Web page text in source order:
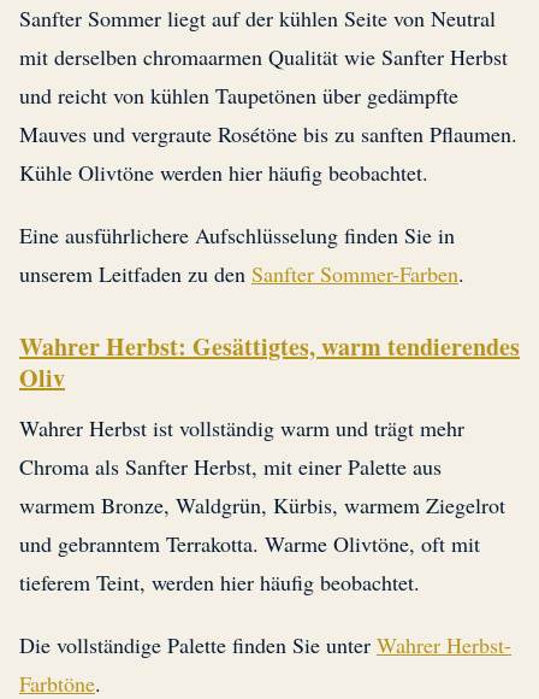
Sanfter Sommer liegt auf der kühlen Seite von Neutral
mit derselben chromaarmen Qualität wie Sanfter Herbst
und reicht von kühlen Taupetönen über gedämpfte
Mauves und vergraute Rosétöne bis zu sanften Pflaumen.
Kühle Olivtöne werden hier häufig beobachtet.
Eine ausführlichere Aufschlüsselung finden Sie in
unserem Leitfaden zu den Sanfter Sommer-Farben.
Wahrer Herbst: Gesättigtes, warm tendierendes
Oliv
Wahrer Herbst ist vollständig warm und trägt mehr
Chroma als Sanfter Herbst, mit einer Palette aus
warmem Bronze, Waldgrün, Kürbis, warmem Ziegelrot
und gebranntem Terrakotta. Warme Olivtöne, oft mit
tieferem Teint, werden hier häufig beobachtet.
Die vollständige Palette finden Sie unter Wahrer Herbst-
Farbtöne.